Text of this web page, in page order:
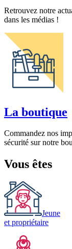
Retrouvez notre
dans les médias !
La boutique
Commandez nos
sécurité sur notre
Vous êtes
Jeune
et propriétaire